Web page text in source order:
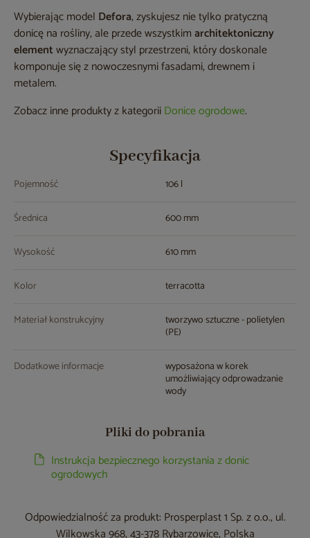
Wybierając model Defora, zyskujesz nie tylko pratyczną
donicę na rośliny, ale przede wszystkimarchitektoniczny
elementwyznaczający styl przestrzeni, który doskonale
komponuje się z nowoczesnymi fasadami, drewnem i
metalem.
Zobacz inne produkty z kategoriiDonice ogrodowe.
Specyfikacja
Pojemność 106 l
Średnica 600 mm
Wysokość 610 mm
Kolor terracotta
Materiał konstrukcyjny tworzywo sztuczne - polietylen
(PE)
Dodatkowe informacje wyposażona w korek
umożliwiający odprowadzanie
wody
Pliki do pobrania
Instrukcja bezpiecznego korzystania z donic
ogrodowych
Odpowiedzialność za produkt: Prosperplast 1 Sp. z o.o., ul.